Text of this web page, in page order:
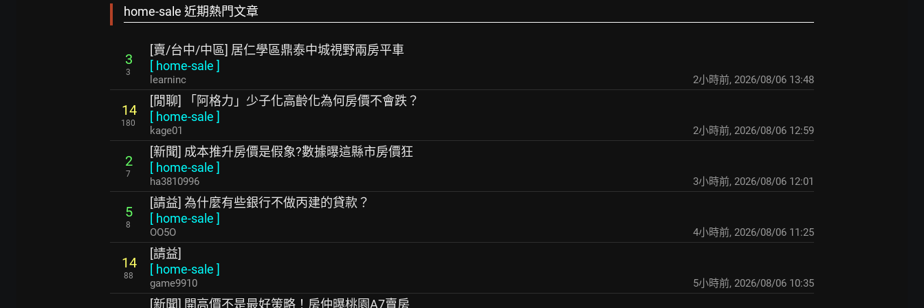
home-sale 近期熱門文章
3
3
[賣/台中/中區] 居仁學區鼎泰中城視野兩房平車
[ home-sale ]
learninc 2小時前, 2026/08/06 13:48
14
180
[閒聊] 「阿格力」少子化高齡化為何房價不會跌？
[ home-sale ]
kage01 2小時前, 2026/08/06 12:59
2
7
[新聞] 成本推升房價是假象?數據曝這縣市房價狂
[ home-sale ]
ha3810996 3小時前, 2026/08/06 12:01
5
8
[請益] 為什麼有些銀行不做丙建的貸款？
[ home-sale ]
OO5O 4小時前, 2026/08/06 11:25
14
88
[請益]
[ home-sale ]
game9910 5小時前, 2026/08/06 10:35
[新聞] 開高價不是最好策略！房仲曝桃園A7賣房